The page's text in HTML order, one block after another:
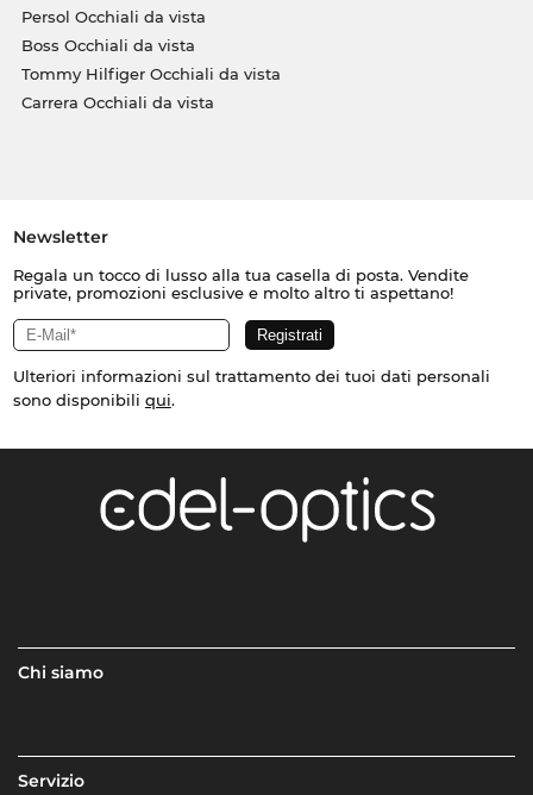
Persol Occhiali da vista
Boss Occhiali da vista
Tommy Hilfiger Occhiali da vista
Carrera Occhiali da vista
Newsletter
Regala un tocco di lusso alla tua casella di posta. Vendite
private, promozioni esclusive e molto altro ti aspettano!
Ulteriori informazioni sul trattamento dei tuoi dati personali
sono disponibili qui.
Chi siamo
Servizio